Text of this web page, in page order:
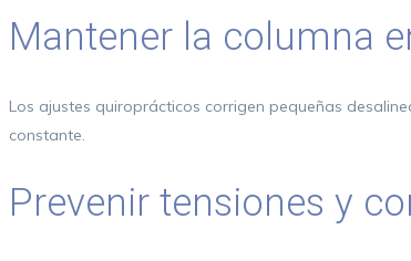
Mantener la columna
Los ajustes quiroprácticos corrigen pequeñas
constante.
Prevenir tensiones y